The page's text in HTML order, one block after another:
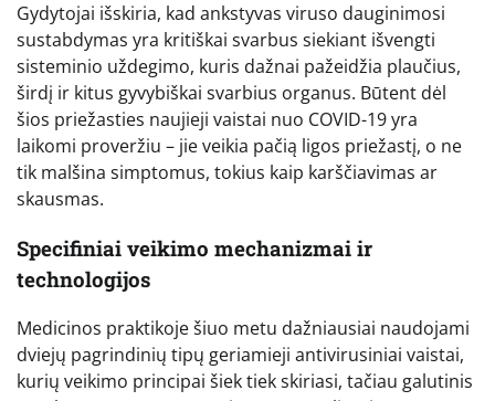
Gydytojai išskiria, kad ankstyvas viruso dauginimosi
sustabdymas yra kritiškai svarbus siekiant išvengti
sisteminio uždegimo, kuris dažnai pažeidžia plaučius,
širdį ir kitus gyvybiškai svarbius organus. Būtent dėl
šios priežasties naujieji vaistai nuo COVID-19 yra
laikomi proveržiu – jie veikia pačią ligos priežastį, o ne
tik malšina simptomus, tokius kaip karščiavimas ar
skausmas.
Specifiniai veikimo mechanizmai ir
technologijos
Medicinos praktikoje šiuo metu dažniausiai naudojami
dviejų pagrindinių tipų geriamieji antivirusiniai vaistai,
kurių veikimo principai šiek tiek skiriasi, tačiau galutinis